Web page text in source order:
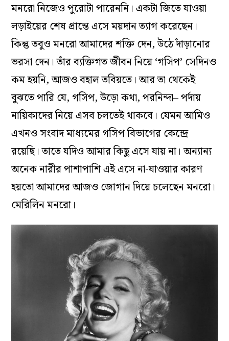
মনরো নিজেও পুরোটা পারেননি। একটা জিতে যাওয়া
লড়াইয়ের শেষ প্রান্তে এসে ময়দান ত্যাগ করেছেন।
কিন্তু তবুও মনরো আমাদের শক্তি দেন, উঠে দাঁড়ানোর
ভরসা দেন। তাঁর ব্যক্তিগত জীবন নিয়ে ‘গসিপ’ সেদিনও
কম হয়নি, আজও বহাল তবিয়তে। আর তা থেকেই
বুঝতে পারি যে, গসিপ, উড়ো কথা, পরনিন্দা– পর্দায়
নায়িকাদের নিয়ে এসব চলতেই থাকবে। যেমন আমিও
এখনও সংবাদ মাধ্যমের গসিপ বিভাগের কেন্দ্রে
রয়েছি। তাতে যদিও আমার কিছু এসে যায় না। অন্যান্য
অনেক নারীর পাশাপাশি এই এসে না-যাওয়ার কারণ
হয়তো আমাদের আজও জোগান দিয়ে চলেছেন মনরো।
মেরিলিন মনরো।